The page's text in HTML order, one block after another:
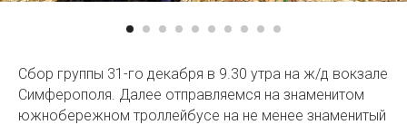
Сбор группы 31-го декабря в 9.30 утра на ж/д вокзале
Симферополя. Далее отправляемся на знаменитом
южнобережном троллейбусе на не менее знаменитый